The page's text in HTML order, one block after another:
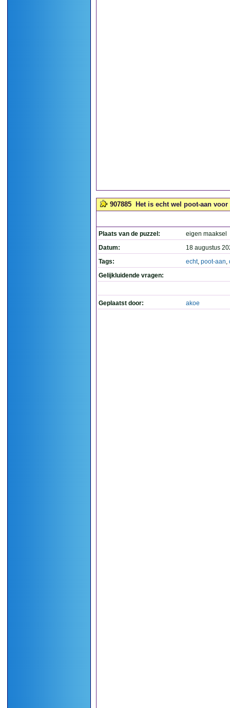
907885 Het is echt wel poot-aan voor
Plaats van de puzzel:
eigen maaksel
Datum:
18 augustus
Tags:
echt, poot-aan,
Gelijkluidende vragen:
Geplaatst door: akoe